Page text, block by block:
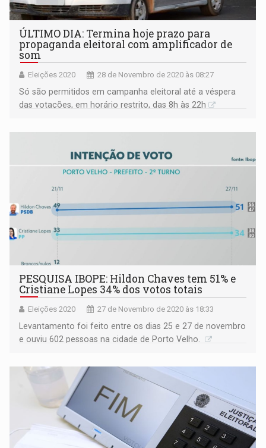
ÚLTIMO DIA: Termina hoje prazo para
propaganda eleitoral com amplificador de
som
Eleições 2020 28 de Novembro de 2020 às 08:27
Só são permitidos em campanha eleitoral até a véspera
das votações, em horário restrito, das 8h às 22h
PESQUISA IBOPE: Hildon Chaves tem 51% e
Cristiane Lopes 34% dos votos totais
Eleições 2020 27 de Novembro de 2020 às 18:33
Levantamento foi feito entre os dias 25 e 27 de novembro
e ouviu 602 pessoas na cidade de Porto Velho.